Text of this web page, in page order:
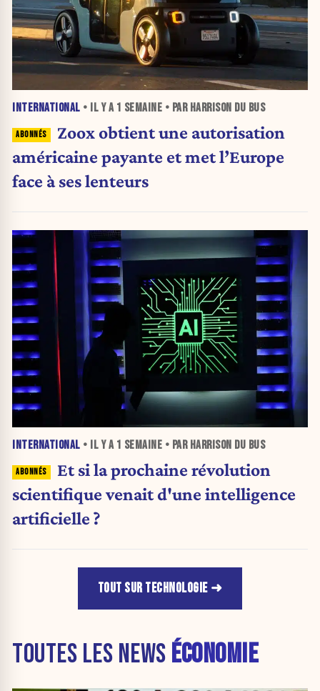
INTERNATIONAL • IL Y A 1 SEMAINE • PAR HARRISON DU BUS
Zoox obtient une autorisation
américaine payante et met l’Europe
face à ses lenteurs
INTERNATIONAL • IL Y A 1 SEMAINE • PAR HARRISON DU BUS
Et si la prochaine révolution
scientifique venait d'une intelligence
artificielle ?
TOUT SUR TECHNOLOGIE
TOUTES LES NEWS ÉCONOMIE